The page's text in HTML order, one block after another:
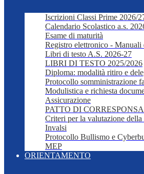
Iscrizioni Classi Prime 2026/
Calendario Scolastico a.s.
Esame di maturità
Registro elettronico - Manuali
Libri di testo A.S. 2026-27
LIBRI DI TESTO 2025/2026
Diploma: modalità ritiro e
Protocollo somministrazione
Modulistica e richiesta
Assicurazione
PATTO DI
Criteri per la valutazione
Invalsi
Protocollo Bullismo e
MEP
ORIENTAMENTO